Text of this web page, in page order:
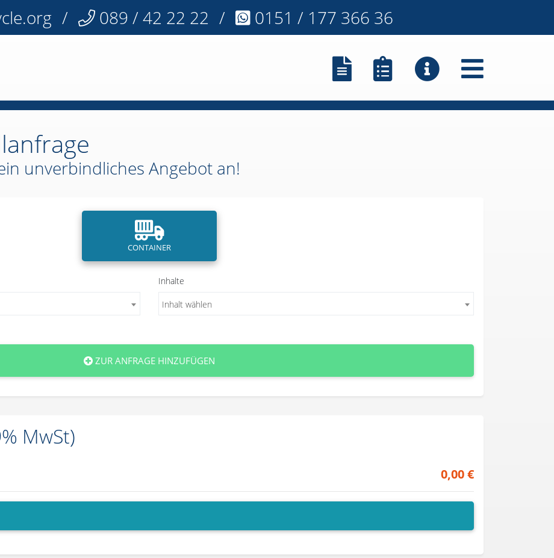
/ 089 / 42 22 22 / 0151 / 177 366 36
unverbindliches Angebot an!
CONTAINER
Inhalte
Inhalt wählen
ZUR ANFRAGE HINZUFÜGEN
MwSt)
0,00 €